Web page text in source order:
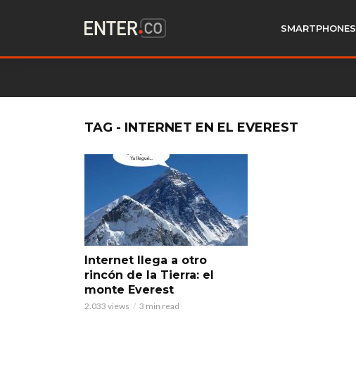
SMARTPHONES
TAG - INTERNET EN EL EVEREST
Internet llega a otro
rincón de la Tierra: el
monte Everest
2.033 views 3 min read